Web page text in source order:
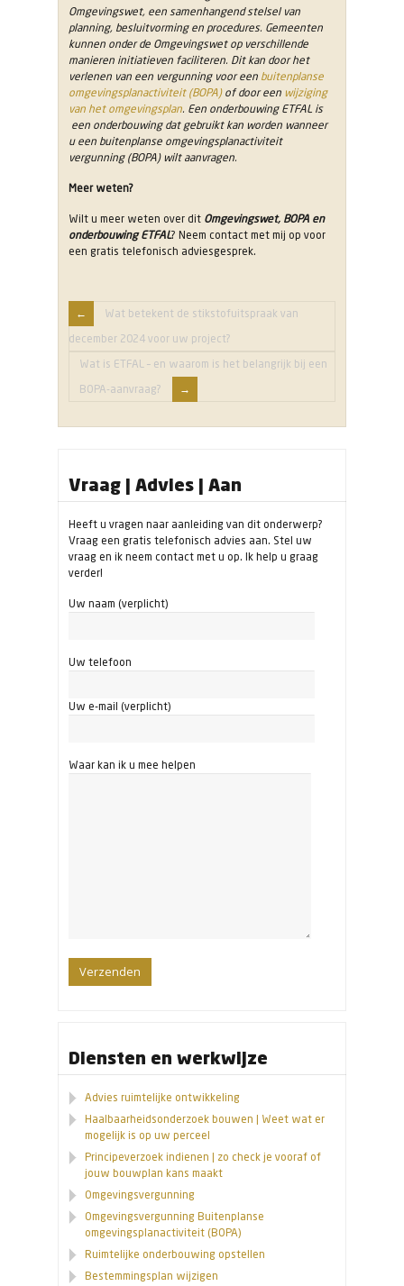
Omgevingswet, een samenhangend stelsel van
planning, besluitvorming en procedures. Gemeenten
kunnen onder de Omgevingswet op verschillende
manieren initiatieven faciliteren. Dit kan door het
verlenen van een vergunning voor een buitenplanse
omgevingsplanactiviteit (BOPA)of door een wijziging
van het omgevingsplan. Een onderbouwing ETFAL is
een onderbouwing dat gebruikt kan worden wanneer
u een buitenplanse omgevingsplanactiviteit
vergunning (BOPA) wilt aanvragen.
Meer weten?
Wilt u meer weten over dit Omgevingswet, BOPA en
onderbouwing ETFAL? Neem contact met mij op voor
een gratis telefonisch adviesgesprek.
Wat betekent de stikstofuitspraak van
december 2024 voor uw project?
Wat is ETFAL – en waarom is het belangrijk bij een
BOPA-aanvraag?
Vraag | Advies | Aan
Heeft u vragen naar aanleiding van dit onderwerp?
Vraag een gratis telefonisch advies aan. Stel uw
vraag en ik neem contact met u op. Ik help u graag
verder!
Uw naam (verplicht)
Uw telefoon
Uw e-mail (verplicht)
Waar kan ik u mee helpen
Diensten en werkwijze
Advies ruimtelijke ontwikkeling
Haalbaarheidsonderzoek bouwen | Weet wat er
mogelijk is op uw perceel
Principeverzoek indienen | zo check je vooraf of
jouw bouwplan kans maakt
Omgevingsvergunning
Omgevingsvergunning Buitenplanse
omgevingsplanactiviteit (BOPA)
Ruimtelijke onderbouwing opstellen
Bestemmingsplan wijzigen